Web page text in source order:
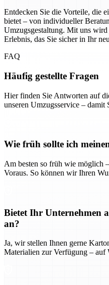
Entdecken Sie die Vorteile, die
bietet – von individueller
Umzugsgestaltung. Mit uns
Erlebnis, das Sie sicher in Ihr
FAQ
Häufig gestellte Fragen
Hier finden Sie Antworten auf
unseren Umzugsservice – damit
Wie früh sollte ich
Am besten so früh wie möglich
Voraus. So können wir Ihren
Bietet Ihr Unternehmen
an?
Ja, wir stellen Ihnen gerne
Materialien zur Verfügung – auf